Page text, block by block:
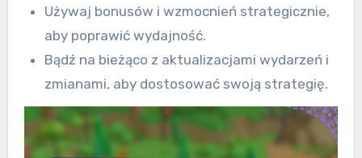
Używaj bonusów i wzmocnień strategicznie,
aby poprawić wydajność.
Bądź na bieżąco z aktualizacjami wydarzeń i
zmianami, aby dostosować swoją strategię.